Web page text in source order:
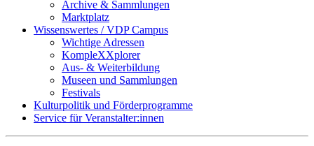
Archive & Sammlungen
Marktplatz
Wissenswertes / VDP Campus
Wichtige Adressen
KompleXXplorer
Aus- & Weiterbildung
Museen und Sammlungen
Festivals
Kulturpolitik und Förderprogramme
Service für Veranstalter:innen